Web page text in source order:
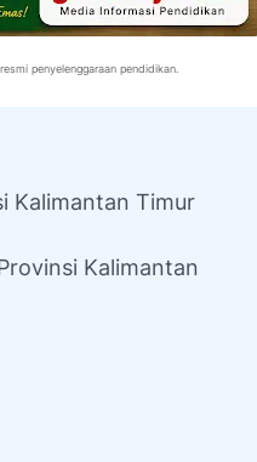
penyelenggaraan pendidikan.
Kalimantan Timur
Kalimantan